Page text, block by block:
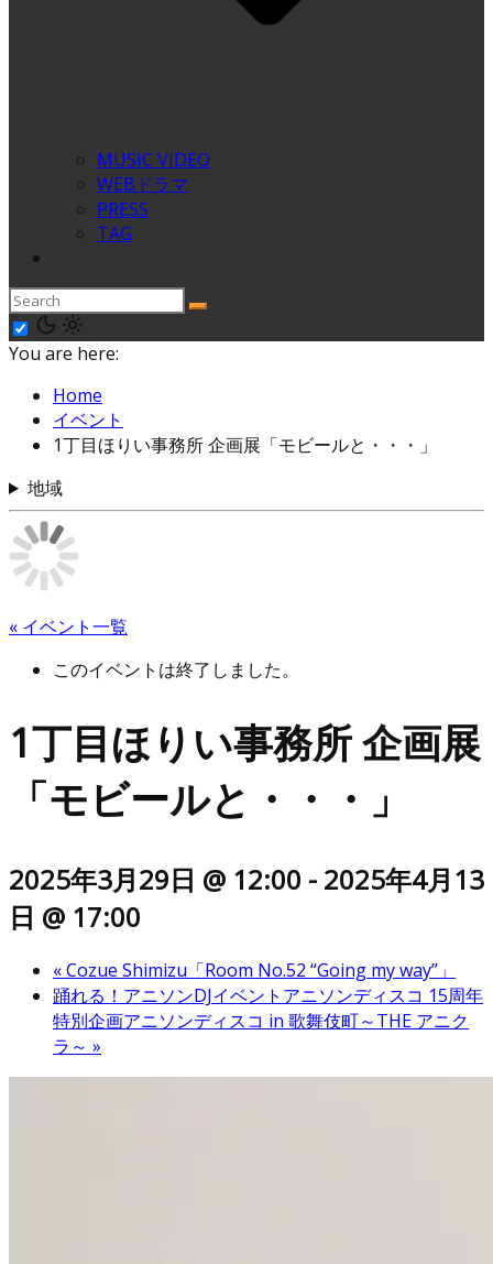
MUSIC VIDEO
WEBドラマ
PRESS
TAG
You are here:
Home
イベント
1丁目ほりい事務所 企画展「モビールと・・・」
地域
« イベント一覧
このイベントは終了しました。
1丁目ほりい事務所 企画展
「モビールと・・・」
2025年3月29日 @ 12:00 - 2025年4月13
日 @ 17:00
«Cozue Shimizu「Room No.52 “Going my way”」
踊れる！アニソンDJイベントアニソンディスコ 15周年
特別企画アニソンディスコ in 歌舞伎町～THE アニク
ラ～ »